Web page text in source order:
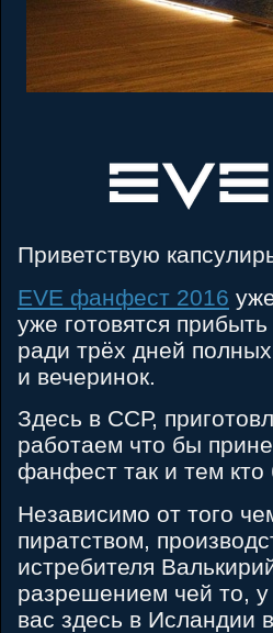
Приветствую
ЕVЕ фанфест 2016
уже готовятся
ради трёх дней
и вечеринок.
Здесь в ССР,
работаем что бы
фанфест так и тем кто
Независимо от того
пиратством,
истребителя
разрешением чей то, у
вас здесь в Исландии